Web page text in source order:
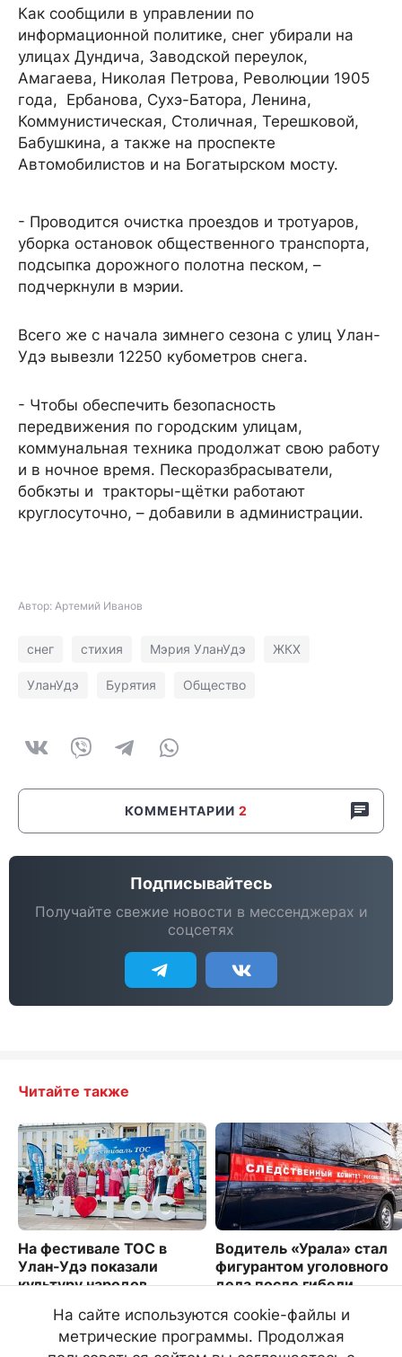
Как сообщили в управлении по
информационной политике, снег убирали на
улицах Дундича, Заводской переулок,
Амагаева, Николая Петрова, Революции 1905
года, Ербанова, Сухэ-Батора, Ленина,
Коммунистическая, Столичная, Терешковой,
Бабушкина, а также на проспекте
Автомобилистов и на Богатырском мосту.
- Проводится очистка проездов и тротуаров,
уборка остановок общественного транспорта,
подсыпка дорожного полотна песком, –
подчеркнули в мэрии.
Всего же с начала зимнего сезона с улиц Улан-
Удэ вывезли 12250 кубометров снега.
- Чтобы обеспечить безопасность
передвижения по городским улицам,
коммунальная техника продолжат свою работу
и в ночное время. Пескоразбрасыватели,
бобкэты и тракторы-щётки работают
круглосуточно, – добавили в администрации.
Автор: Артемий Иванов
снег стихия Мэрия УланУдэ ЖКХ
УланУдэ Бурятия Общество
КОММЕНТАРИИ 2
Подписывайтесь
Получайте свежие новости в мессенджерах и
соцсетях
Читайте также
На фестивале ТОС в
Улан-Удэ показали
культуру народов
Водитель «Урала» стал
фигурантом уголовного
дела после гибели
4979
На сайте используются cookie-файлы и
метрические программы. Продолжая